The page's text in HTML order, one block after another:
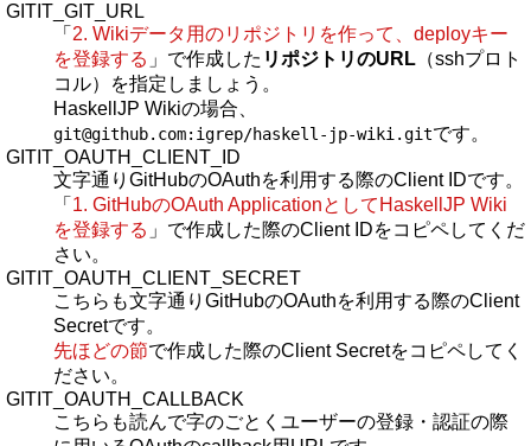
GITIT_GIT_URL
「 2. Wikiデータ用のリポジトリを作って、deployキー
を登録する 」で作成した リポジトリのURL （sshプロト
コル）を指定しましょう。
HaskellJP Wikiの場合、
git@github.com:igrep/haskell-jp-wiki.gitです。
GITIT_OAUTH_CLIENT_ID
文字通りGitHubのOAuthを利用する際のClient IDです。
「 1. GitHubのOAuth ApplicationとしてHaskellJP Wiki
を登録する 」で作成した際のClient IDをコピペしてくだ
さい。
GITIT_OAUTH_CLIENT_SECRET
こちらも文字通りGitHubのOAuthを利用する際のClient
Secretです。
先ほどの節で作成した際のClient Secretをコピペしてく
ださい。
GITIT_OAUTH_CALLBACK
こちらも読んで字のごとくユーザーの登録・認証の際